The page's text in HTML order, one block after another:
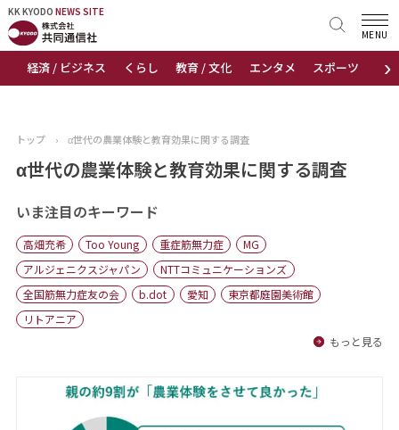
KK KYODO NEWS SITE
›
経済 / ビジネス くらし 教育 / 文化 エンタメ スポーツ 地域
MENU
KK KYODONEWS SITE
トップページ
ニュース
おすすめコンテンツ
出版物
会社概要
トップ › α世代の農業体験と教育効果に関する調査
α世代の農業体験と教育効果に関する調査
いま注目のキーワード
高畑充希 Too Young 重症筋無力症
MG
アルジェニクスジャパン
NTTコミュニケーションズ
全国筋無力症友の会
b.dot 愛知
東京都庭園美術館
リトアニア
もっと見る